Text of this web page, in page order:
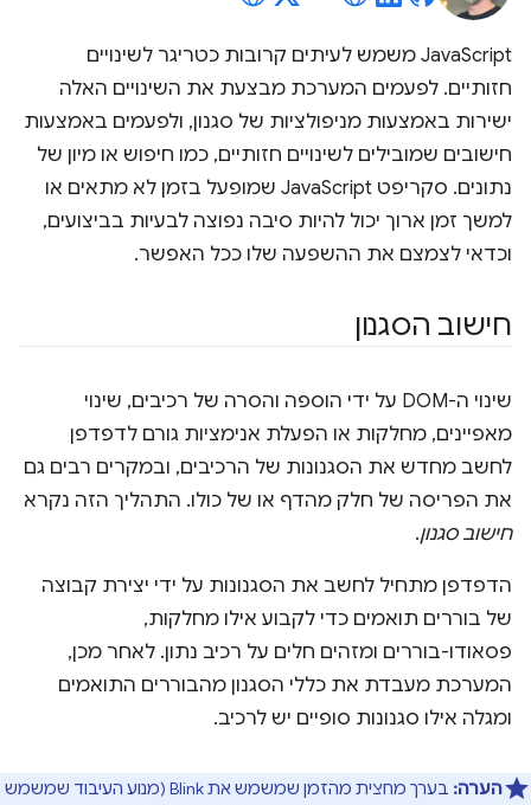
‫JavaScript משמש לעיתים קרובות כטריגר לשינויים
חזותיים. לפעמים המערכת מבצעת את השינויים האלה
ישירות באמצעות מניפולציות של סגנון, ולפעמים באמצעות
חישובים שמובילים לשינויים חזותיים, כמו חיפוש או מיון של
נתונים. סקריפט JavaScript שמופעל בזמן לא מתאים או
למשך זמן ארוך יכול להיות סיבה נפוצה לבעיות בביצועים,
וכדאי לצמצם את ההשפעה שלו ככל האפשר.
חישוב הסגנון
שינוי ה-DOM על ידי הוספה והסרה של רכיבים, שינוי
מאפיינים, מחלקות או הפעלת אנימציות גורם לדפדפן
לחשב מחדש את הסגנונות של הרכיבים, ובמקרים רבים גם
את הפריסה של חלק מהדף או של כולו. התהליך הזה נקרא
חישוב סגנון.
הדפדפן מתחיל לחשב את הסגנונות על ידי יצירת קבוצה
של בוררים תואמים כדי לקבוע אילו מחלקות,
פסאודו-בוררים ומזהים חלים על רכיב נתון. לאחר מכן,
המערכת מעבדת את כללי הסגנון מהבוררים התואמים
ומגלה אילו סגנונות סופיים יש לרכיב.
הערה:
בערך מחצית מהזמן שמשמש את Blink (מנוע העיבוד שמשמש